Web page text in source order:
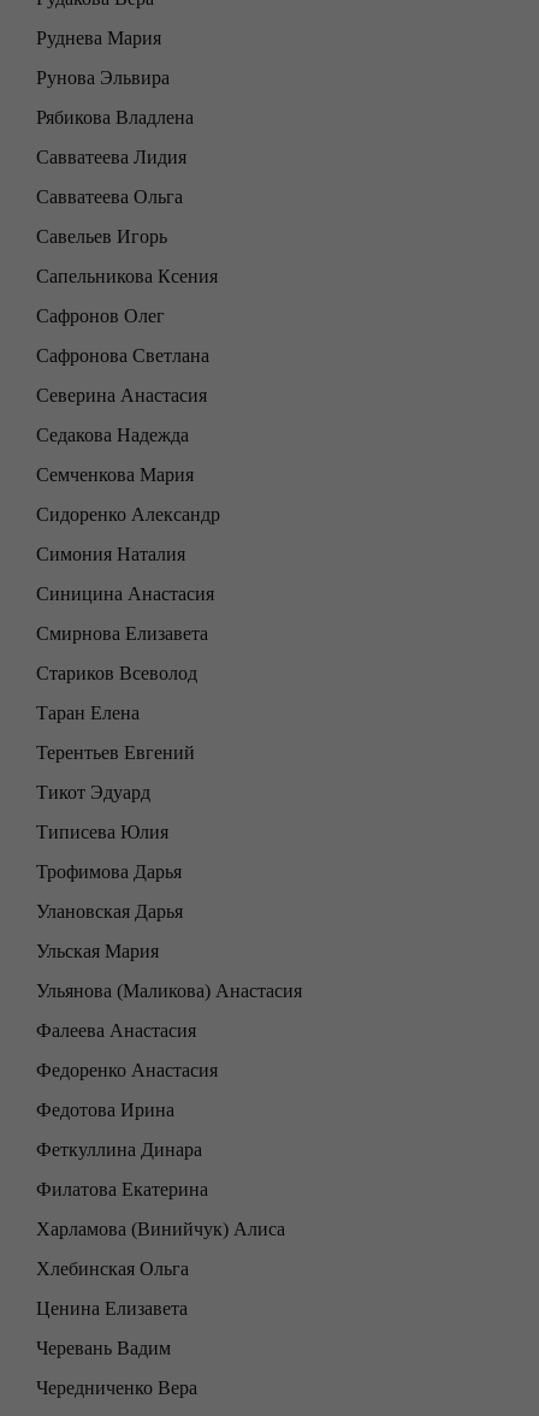
Руднева Мария
Рунова Эльвира
Рябикова Владлена
Савватеева Лидия
Савватеева Ольга
Савельев Игорь
Сапельникова Ксения
Сафронов Олег
Сафронова Светлана
Северина Анастасия
Седакова Надежда
Семченкова Мария
Сидоренко Александр
Симония Наталия
Синицина Анастасия
Смирнова Елизавета
Стариков Всеволод
Таран Елена
Терентьев Евгений
Тикот Эдуард
Типисева Юлия
Трофимова Дарья
Улановская Дарья
Ульская Мария
Ульянова (Маликова) Анастасия
Фалеева Анастасия
Федоренко Анастасия
Федотова Ирина
Феткуллина Динара
Филатова Екатерина
Харламова (Винийчук) Алиса
Хлебинская Ольга
Ценина Елизавета
Черевань Вадим
Чередниченко Вера